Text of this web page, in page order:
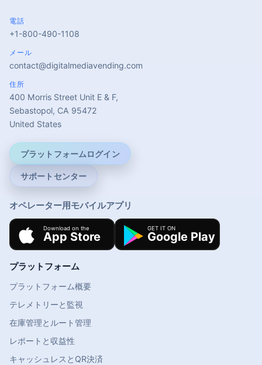
電話
+1-800-490-1108
メール
contact@digitalmediavending.com
住所
400 Morris Street Unit E & F,
Sebastopol, CA 95472
United States
プラットフォームログイン
サポートセンター
オペレーター用モバイルアプリ
プラットフォーム
プラットフォーム概要
テレメトリーと監視
在庫管理とルート管理
レポートと収益性
キャッシュレスとQR決済